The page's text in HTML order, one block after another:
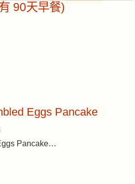
90天早餐)
Eggs Pancake
Pancake…